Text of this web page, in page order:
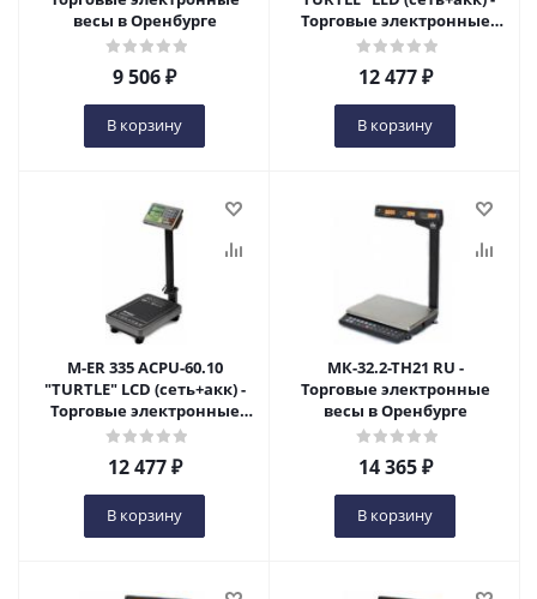
весы в Оренбурге
9 506₽
В корзину
Торговые электронные
весы в Оренбурге
12 477₽
В корзину
M-ER 335 ACPU-60.10
"TURTLE" LCD (сеть+акк) -
Торговые электронные
весы в Оренбурге
12 477₽
В корзину
МК-32.2-ТН21 RU -
Торговые электронные
весы в Оренбурге
14 365₽
В корзину